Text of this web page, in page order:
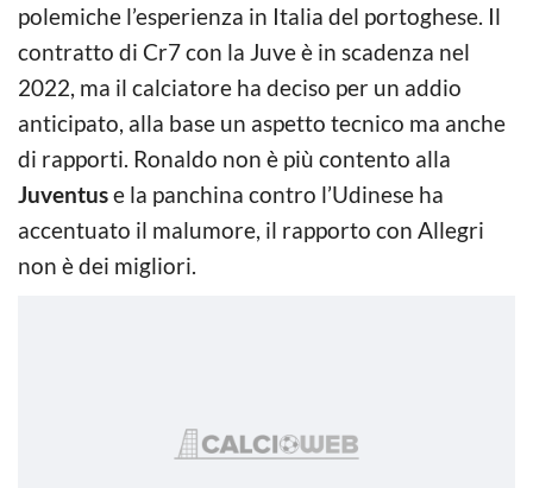
polemiche l’esperienza in Italia del portoghese. Il
contratto di Cr7 con la Juve è in scadenza nel
2022, ma il calciatore ha deciso per un addio
anticipato, alla base un aspetto tecnico ma anche
di rapporti. Ronaldo non è più contento alla
Juventuse la panchina contro l’Udinese ha
accentuato il malumore, il rapporto con Allegri
non è dei migliori.